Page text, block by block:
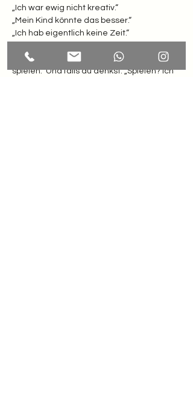
„Ich war ewig nicht kreativ.“
„Mein Kind könnte das besser.“
„Ich hab eigentlich keine Zeit.“
Weißt du was? Hier zählt nur eines: Lust zu
spielen.  Und falls du denkst: „Spielen? Ich